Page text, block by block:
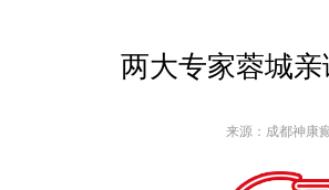
两大专家蓉城亲
来源：成都神康